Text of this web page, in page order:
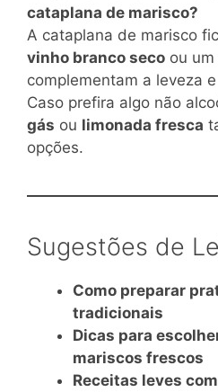
cataplana de marisco?
A cataplana de marisco
vinho branco seco ou um
complementam a leveza
Caso prefira algo não
gás ou limonada fresca
opções.
Sugestões de
Como preparar
tradicionais
Dicas para
mariscos frescos
Receitas leves